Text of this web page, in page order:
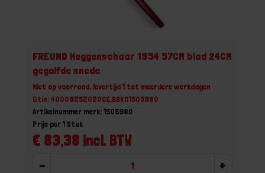
FREUND Heggenschaar 1954 57CM blad 24CM
gegolfde snede
Niet op voorraad, levertijd 1 tot meerdere werkdagen
Gtin: 4000925202066,BBKO1505980
Artikelnummer merk: 1505980
€ 83,38 incl. BTW
Prijs per 1 Stuk
- +